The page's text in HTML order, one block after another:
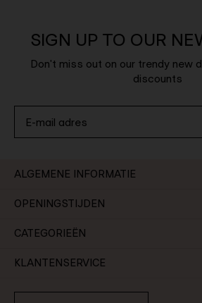
SIGN UP TO OUR
Don't miss out on our trendy new
discounts
ALGEMENE INFORMATIE
OPENINGSTIJDEN
CATEGORIEËN
KLANTENSERVICE